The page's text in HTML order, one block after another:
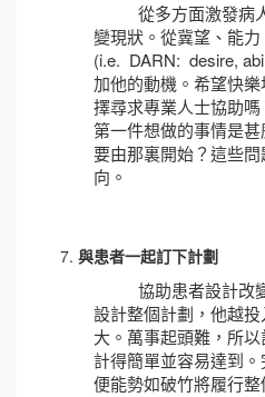
從多方面激發病人
變現狀。從冀望、能
(i.e. DARN: desire,
加他的動機。希望快
擇尋求專業人士協助
第一件想做的事情是
要由那裏開始？這些
向。
與患者一起訂下計劃
協助患者設計改變
設計整個計劃，他越
大。萬事起頭難，所
計得簡單並容易達到
便能勢如破竹將履行整